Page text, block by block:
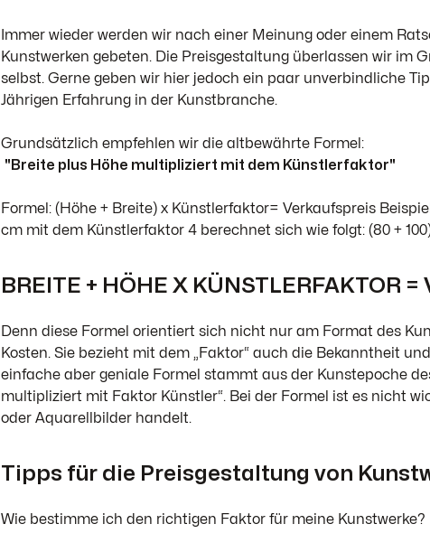
Immer wieder werden wir nach einer Meinung oder einem
Kunstwerken gebeten. Die Preisgestaltung überlassen wir im
selbst. Gerne geben wir hier jedoch ein paar unverbindliche
Jährigen Erfahrung in der Kunstbranche.
Grundsätzlich empfehlen wir die altbewährte Formel:
"Breite plus Höhe multipliziert mit dem Künstlerfaktor"
Formel: (Höhe + Breite) x Künstlerfaktor= Verkaufspreis
cm mit dem Künstlerfaktor 4 berechnet sich wie folgt: (80 +
BREITE + HÖHE X KÜNSTLERFAKTOR =
Denn diese Formel orientiert sich nicht nur am Format des
Kosten. Sie bezieht mit dem „Faktor“ auch die Bekanntheit
einfache aber geniale Formel stammt aus der Kunstepoche
multipliziert mit Faktor Künstler“. Bei der Formel ist es nicht
oder Aquarellbilder handelt.
Tipps für die Preisgestaltung von
Wie bestimme ich den richtigen Faktor für meine Kunstwerke?